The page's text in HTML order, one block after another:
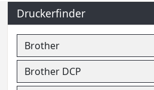
Druckerfinder